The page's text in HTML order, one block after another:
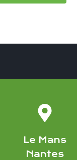
Le Mans
Nantes